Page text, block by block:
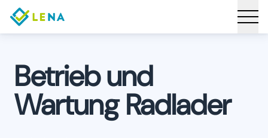
Betrieb und
Wartung Radlader